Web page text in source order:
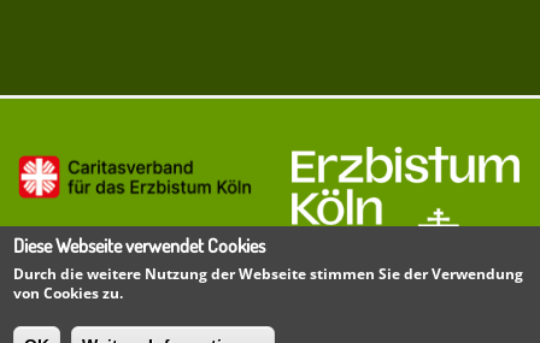
Diese Webseite verwendet Cookies
Durch die weitere Nutzung der Webseite stimmen Sie der Verwendung
von Cookies zu.